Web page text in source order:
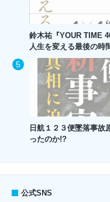
鈴木祐『YOUR TIME
人生を変える最後の時
日航１２３便墜落事故
ったのか!?
公式SNS